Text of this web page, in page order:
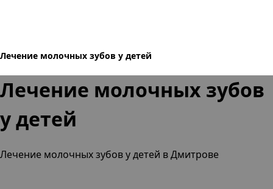
Лечение молочных зубов у детей
Лечение молочных зубов
у детей
Лечение молочных зубов у детей в Дмитрове